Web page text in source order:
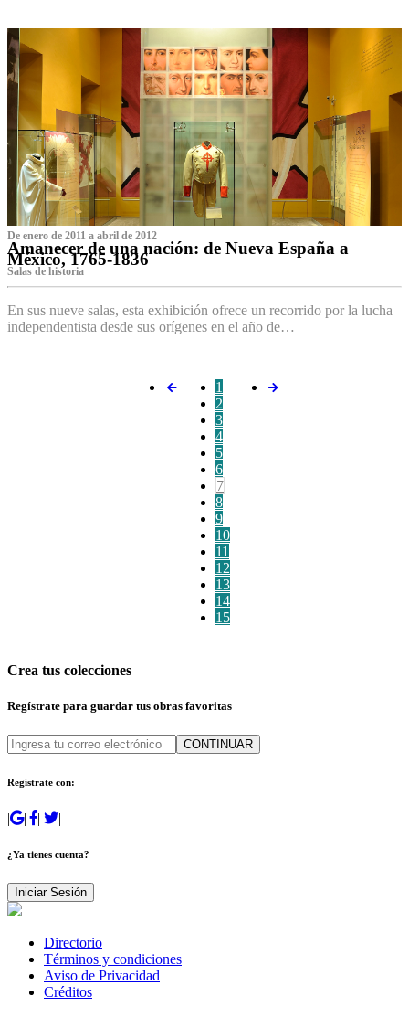
De enero de 2011 a abril de 2012
Amanecer de una nación: de Nueva España a
México, 1765-1836
Salas de historia
En sus nueve salas, esta exhibición ofrece un recorrido por la lucha
independentista desde sus orígenes en el año de…
1
2
3
4
5
6
7
8
9
10
11
12
13
14
15
Crea tus colecciones
Regístrate para guardar tus obras favoritas
CONTINUAR
Regístrate con:
| | | |
¿Ya tienes cuenta?
Iniciar Sesión
Directorio
Términos y condiciones
Aviso de Privacidad
Créditos